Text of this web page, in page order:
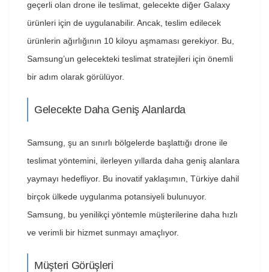
geçerli olan drone ile teslimat, gelecekte diğer Galaxy
ürünleri için de uygulanabilir. Ancak, teslim edilecek
ürünlerin ağırlığının 10 kiloyu aşmaması gerekiyor. Bu,
Samsung’un gelecekteki teslimat stratejileri için önemli
bir adım olarak görülüyor.
Gelecekte Daha Geniş Alanlarda
Samsung, şu an sınırlı bölgelerde başlattığı drone ile
teslimat yöntemini, ilerleyen yıllarda daha geniş alanlara
yaymayı hedefliyor. Bu inovatif yaklaşımın, Türkiye dahil
birçok ülkede uygulanma potansiyeli bulunuyor.
Samsung, bu yenilikçi yöntemle müşterilerine daha hızlı
ve verimli bir hizmet sunmayı amaçlıyor.
Müşteri Görüşleri